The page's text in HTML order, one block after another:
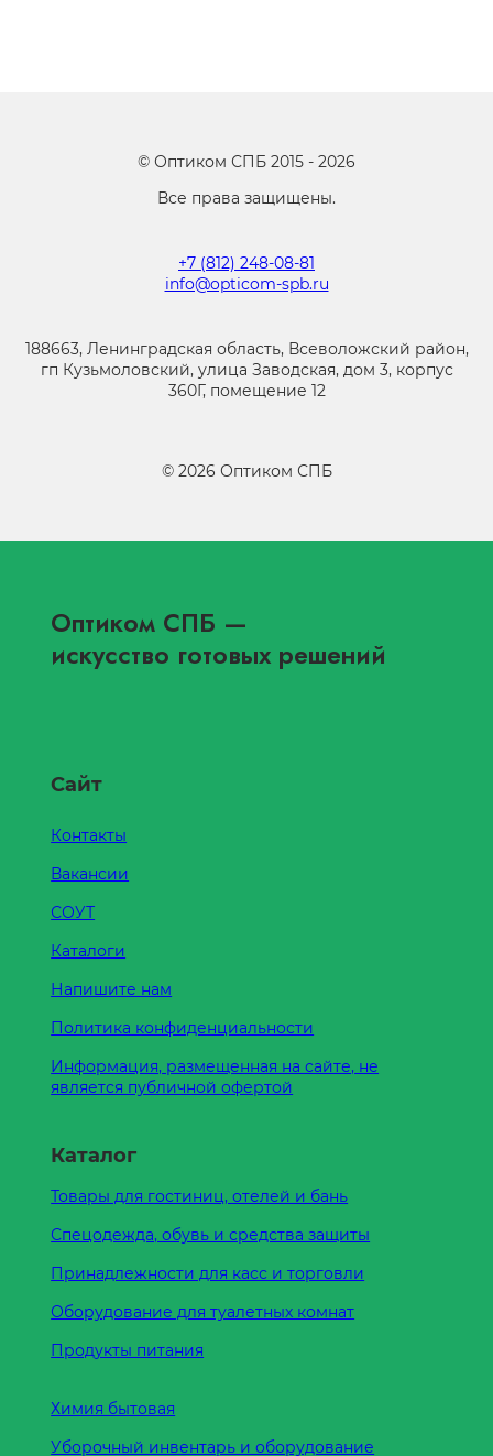
© Оптиком СПБ 2015 - 2026
Все права защищены.
+7 (812) 248-08-81
info@opticom-spb.ru
188663, Ленинградская область, Всеволожский район,
гп Кузьмоловский, улица Заводская, дом 3, корпус
360Г, помещение 12
© 2026 Оптиком СПБ
Оптиком СПБ —
искусство готовых решений
Сайт
Контакты
Вакансии
СОУТ
Каталоги
Напишите нам
Политика конфиденциальности
Информация, размещенная на сайте, не
является публичной офертой
Каталог
Товары для гостиниц, отелей и бань
Спецодежда, обувь и средства защиты
Принадлежности для касс и торговли
Оборудование для туалетных комнат
Продукты питания
Химия бытовая
Уборочный инвентарь и оборудование